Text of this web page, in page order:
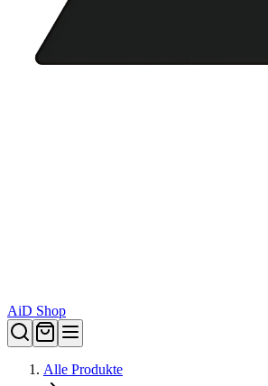
AiD Shop
Alle Produkte